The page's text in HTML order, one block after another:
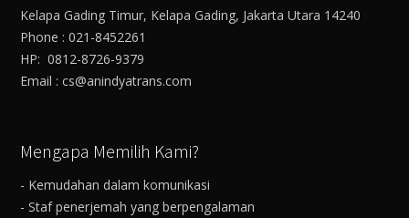
Kelapa Gading Timur, Kelapa Gading, Jakarta Utara 14240
Phone : 021-8452261
HP: 0812-8726-9379
Email : cs@anindyatrans.com
Mengapa Memilih Kami?
- Kemudahan dalam komunikasi
- Staf penerjemah yang berpengalaman